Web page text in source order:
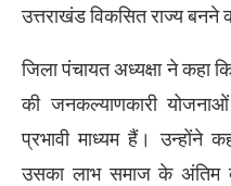
उत्तराखंड विकसित राज्य
जिला पंचायत अध्यक्षा ने कहा
की जनकल्याणकारी
प्रभावी माध्यम हैं। उन्होंने
उसका लाभ समाज के अंतिम